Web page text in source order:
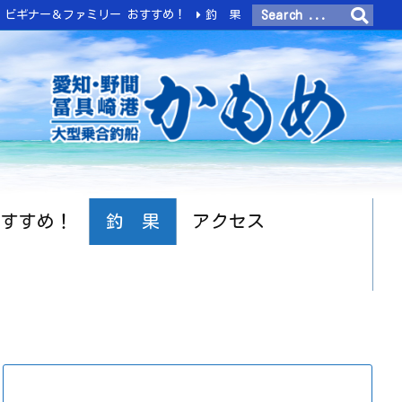
すめ！ 釣 果 アクセス
ビギナー＆ファミリー おすすめ！ 釣 果